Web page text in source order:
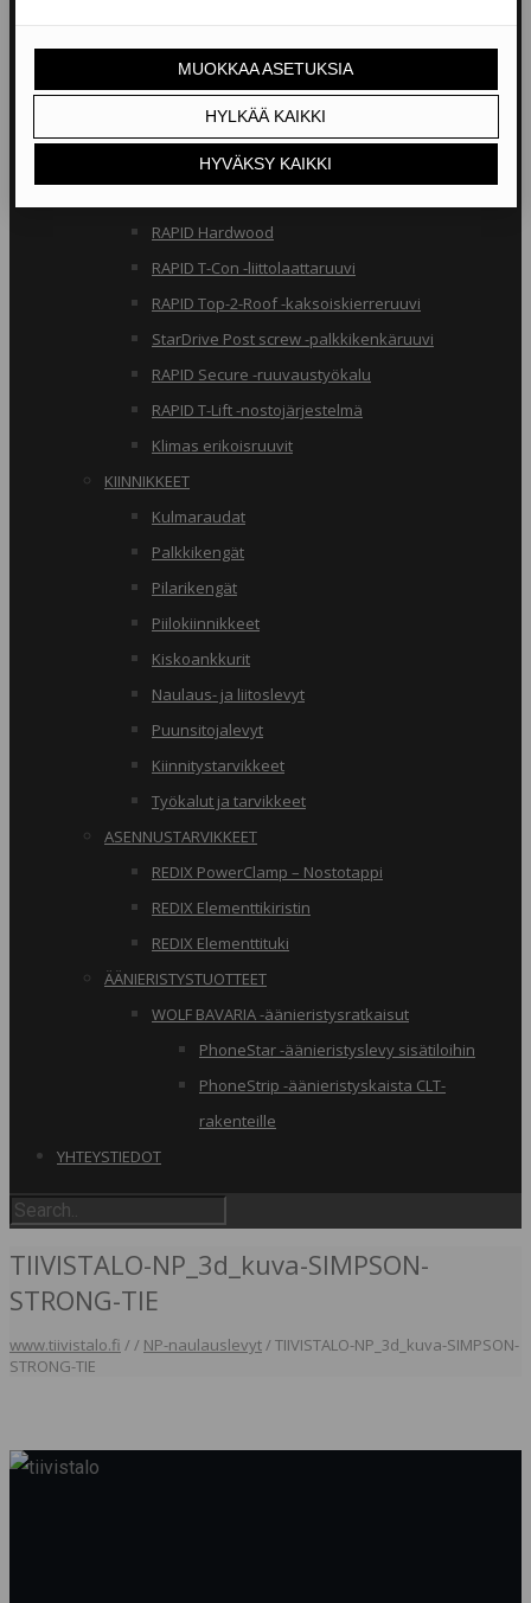
Klimas osakierreruuvit
RAPID osakierreruuvit
StarDrive GPR osakierreruuvit
Klimas täyskierreruuvit
RAPID Hardwood
RAPID T-Con -liittolaattaruuvi
RAPID Top-2-Roof -kaksoiskierreruuvi
StarDrive Post screw -palkkikenkäruuvi
RAPID Secure -ruuvaustyökalu
RAPID T-Lift -nostojärjestelmä
Klimas erikoisruuvit
KIINNIKKEET
Kulmaraudat
Palkkikengät
Pilarikengät
Piilokiinnikkeet
Kiskoankkurit
Naulaus- ja liitoslevyt
Puunsitojalevyt
Kiinnitystarvikkeet
Työkalut ja tarvikkeet
ASENNUSTARVIKKEET
REDIX PowerClamp – Nostotappi
REDIX Elementtikiristin
REDIX Elementtituki
ÄÄNIERISTYSTUOTTEET
WOLF BAVARIA -äänieristysratkaisut
PhoneStar -äänieristyslevy sisätiloihin
PhoneStrip -äänieristyskaista CLT-
rakenteille
YHTEYSTIEDOT
TIIVISTALO-NP_3d_kuva-SIMPSON-
STRONG-TIE
www.tiivistalo.fi // NP-naulauslevyt/TIIVISTALO-NP_3d_kuva-SIMPSON-
STRONG-TIE